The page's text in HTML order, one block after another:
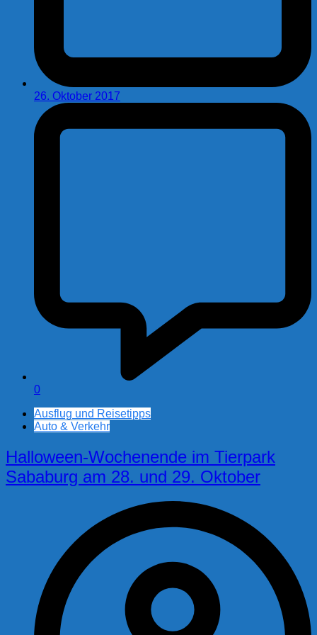
26. Oktober 2017
0
Ausflug und Reisetipps
Auto & Verkehr
Halloween-Wochenende im Tierpark
Sababurg am 28. und 29. Oktober